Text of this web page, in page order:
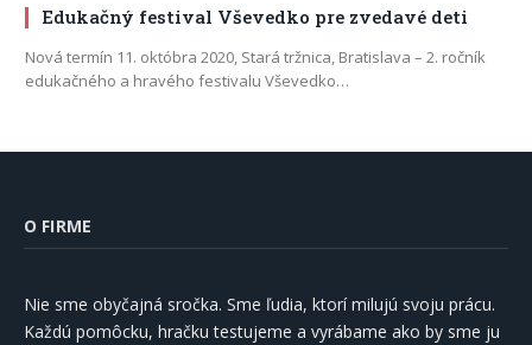
Edukačný festival Vševedko pre zvedavé deti
Nová termín 11. októbra 2020, Stará tržnica, Bratislava – 2. ročník
edukačného a hravého festivalu Vševedko…
O FIRME
Nie sme obyčajná sročka. Sme ľudia, ktorí milujú svoju prácu.
Každú pomôcku, hračku testujeme a vyrábame ako by sme ju